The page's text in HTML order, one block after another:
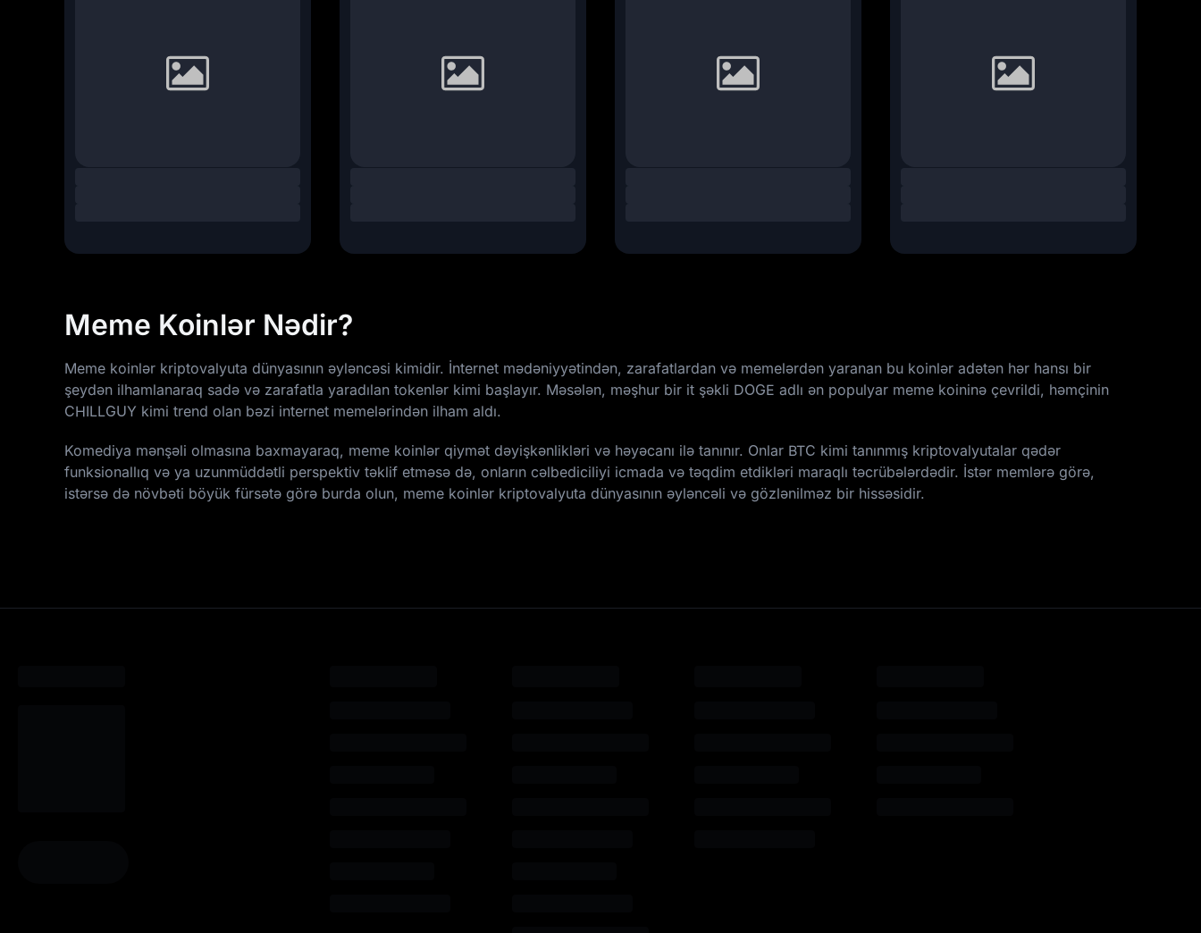
Meme Koinlər Nədir?
Meme koinlər kriptovalyuta dünyasının əyləncəsi kimidir. İnternet mədəniyyətindən, zarafatlardan və memelərdən yaranan bu koinlər adətən hər hansı bir
şeydən ilhamlanaraq sadə və zarafatla yaradılan tokenlər kimi başlayır. Məsələn, məşhur bir it şəkli DOGE adlı ən populyar meme koininə çevrildi, həmçinin
CHILLGUY kimi trend olan bəzi internet memelərindən ilham aldı.
Komediya mənşəli olmasına baxmayaraq, meme koinlər qiymət dəyişkənlikləri və həyəcanı ilə tanınır. Onlar BTC kimi tanınmış kriptovalyutalar qədər
funksionallıq və ya uzunmüddətli perspektiv təklif etməsə də, onların cəlbediciliyi icmada və təqdim etdikləri maraqlı təcrübələrdədir. İstər memlərə görə,
istərsə də növbəti böyük fürsətə görə burda olun, meme koinlər kriptovalyuta dünyasının əyləncəli və gözlənilməz bir hissəsidir.